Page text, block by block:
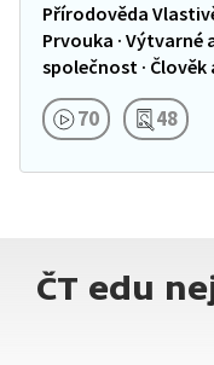
Přírodověda
Prvouka · Výtvarné
společnost · Člověk
70 48
ČT edu